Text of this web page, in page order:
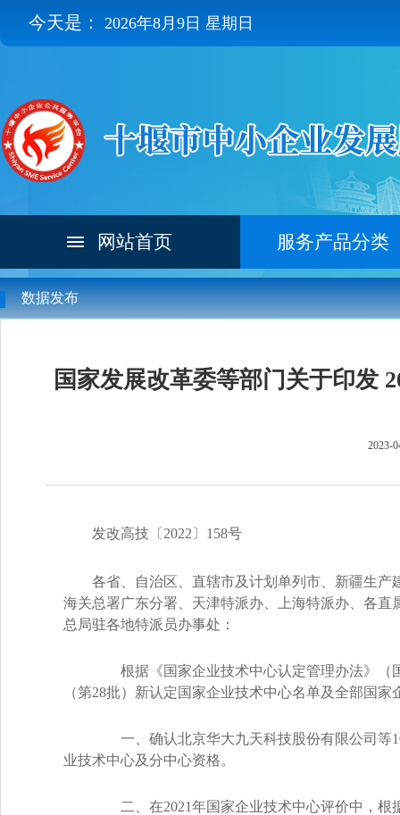
今天是： 2026年8月9日 星期日
网站首页 服务产品分类
数据发布
国家发展改革委等部门关于印发
2023-
发改高技〔2022〕158号
各省、自治区、直辖市及计划单列市、新疆生
海关总署广东分署、天津特派办、上海特派办、各
总局驻各地特派员办事处：
根据《国家企业技术中心认定管理办法》（国
（第28批）新认定国家企业技术中心名单及全部国
一、确认北京华大九天科技股份有限公司等
业技术中心及分中心资格。
二、在2021年国家企业技术中心评价中，根